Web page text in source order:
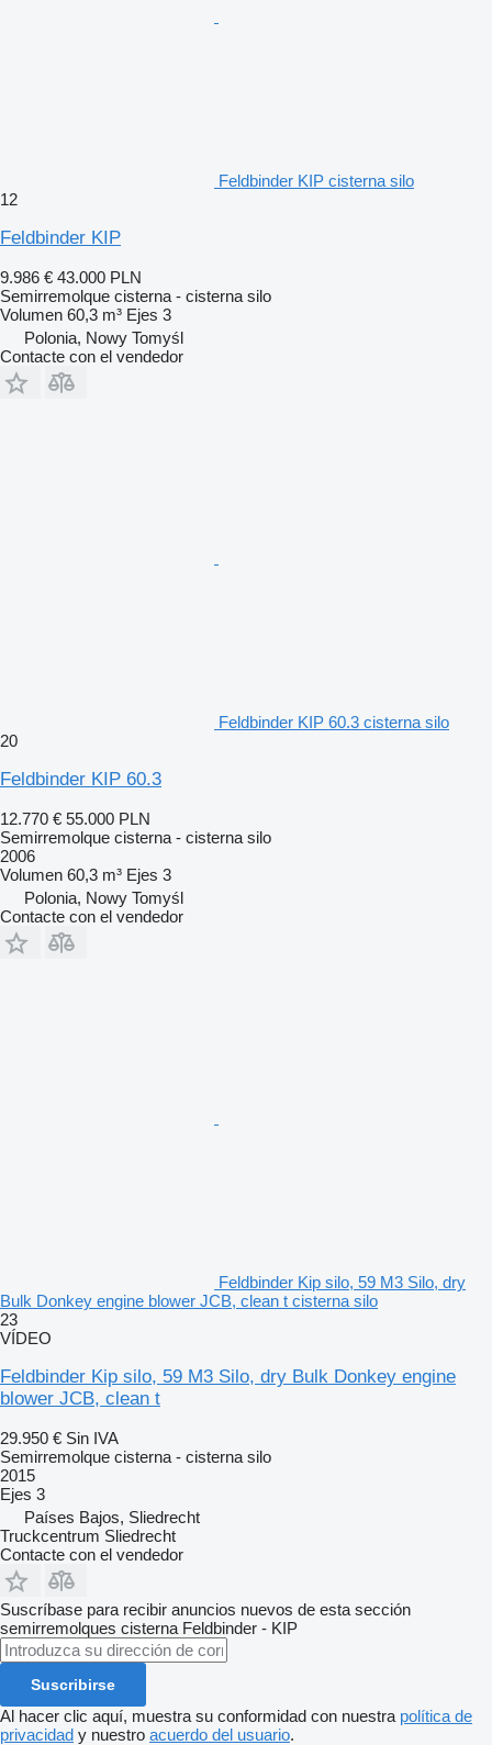
Feldbinder KIP cisterna silo
12
Feldbinder KIP
9.986 € 43.000 PLN
Semirremolque cisterna - cisterna silo
Volumen 60,3 m³ Ejes 3
Polonia, Nowy Tomyśl
Contacte con el vendedor
Feldbinder KIP 60.3 cisterna silo
20
Feldbinder KIP 60.3
12.770 € 55.000 PLN
Semirremolque cisterna - cisterna silo
2006
Volumen 60,3 m³ Ejes 3
Polonia, Nowy Tomyśl
Contacte con el vendedor
Feldbinder Kip silo, 59 M3 Silo, dry
Bulk Donkey engine blower JCB, clean t cisterna silo
23
VÍDEO
Feldbinder Kip silo, 59 M3 Silo, dry Bulk Donkey engine
blower JCB, clean t
29.950 € Sin IVA
Semirremolque cisterna - cisterna silo
2015
Ejes 3
Países Bajos, Sliedrecht
Truckcentrum Sliedrecht
Contacte con el vendedor
Suscríbase para recibir anuncios nuevos de esta sección
semirremolques cisterna Feldbinder - KIP
Suscribirse
Al hacer clic aquí, muestra su conformidad con nuestra política de
privacidad y nuestro acuerdo del usuario.